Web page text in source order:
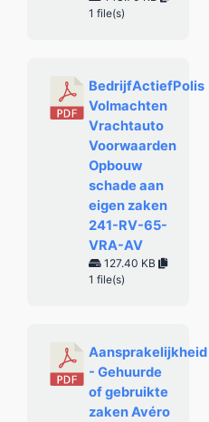
1 file(s)
BedrijfActiefPolis
Volmachten
Vrachtauto
Voorwaarden
Opbouw
schade aan
eigen zaken
241-RV-65-
VRA-AV
127.40 KB
1 file(s)
Aansprakelijkheid
- Gehuurde
of gebruikte
zaken Avéro